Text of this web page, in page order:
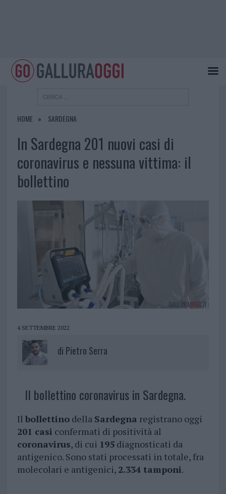
HOME SARDEGNA
In Sardegna 201 nuovi casi di
coronavirus e nessuna vittima: il
bollettino
4 SETTEMBRE 2022
di Pietro Serra
Il bollettino coronavirus in Sardegna.
Il bollettinodella Sardegna registrano oggi
201 casi confermati di positività al
coronavirus, di cui 195diagnosticati da
antigenico. Sono stati processati in totale, fra
molecolari e antigenici, 2.334 tamponi.